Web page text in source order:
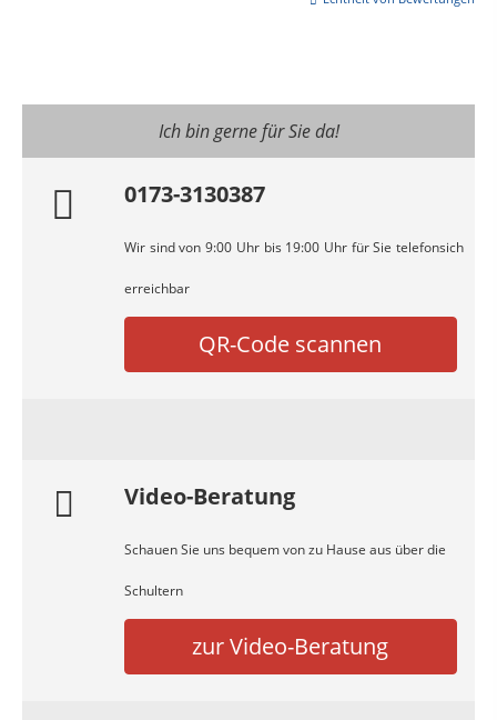
Ich bin gerne für Sie da!
0173-3130387
Wir sind von 9:00 Uhr bis 19:00 Uhr für Sie telefonsich
erreichbar
QR-Code scannen
Video-Beratung
Schauen Sie uns bequem von zu Hause aus über die
Schultern
zur Video-Beratung